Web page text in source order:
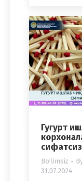
Гугурт
сифатсиз
Bo'limsiz
31.07.2024